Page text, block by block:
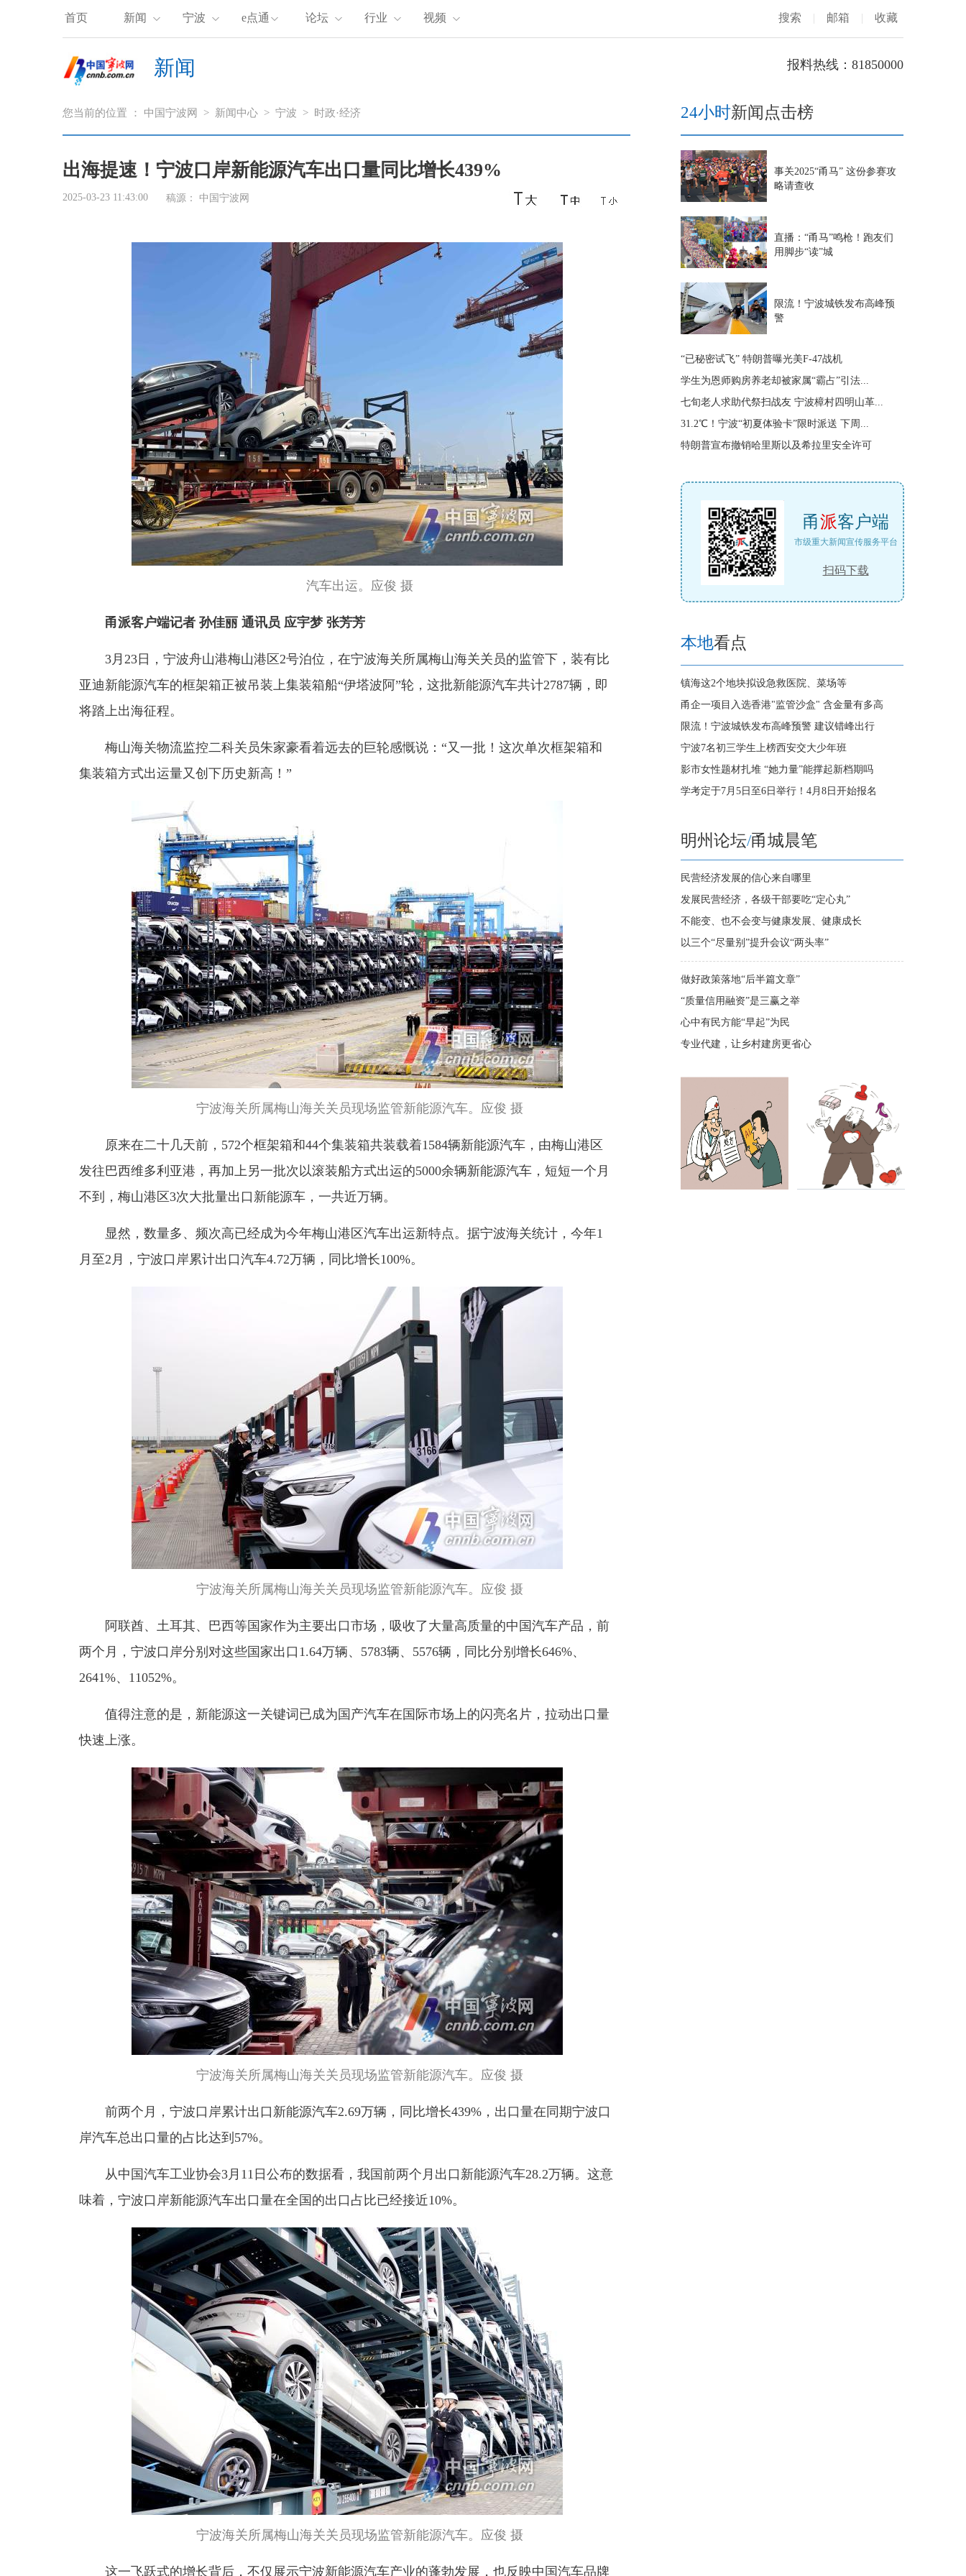
首页 新闻 宁波 e点通 论坛 行业 视频 搜索 | 邮箱 | 收藏
新闻 报料热线：81850000
您当前的位置 ： 中国宁波网 > 新闻中心 > 宁波 > 时政·经济
出海提速！宁波口岸新能源汽车出口量同比增长439%
2025-03-23 11:43:00 稿源： 中国宁波网
汽车出运。应俊 摄
甬派客户端记者 孙佳丽 通讯员 应宇梦 张芳芳
3月23日，宁波舟山港梅山港区2号泊位，在宁波海关所属梅山海关关员的监管下，装有比
亚迪新能源汽车的框架箱正被吊装上集装箱船“伊塔波阿”轮，这批新能源汽车共计2787辆，即
将踏上出海征程。
梅山海关物流监控二科关员朱家豪看着远去的巨轮感慨说：“又一批！这次单次框架箱和
集装箱方式出运量又创下历史新高！”
宁波海关所属梅山海关关员现场监管新能源汽车。应俊 摄
原来在二十几天前，572个框架箱和44个集装箱共装载着1584辆新能源汽车，由梅山港区
发往巴西维多利亚港，再加上另一批次以滚装船方式出运的5000余辆新能源汽车，短短一个月
不到，梅山港区3次大批量出口新能源车，一共近万辆。
显然，数量多、频次高已经成为今年梅山港区汽车出运新特点。据宁波海关统计，今年1
月至2月，宁波口岸累计出口汽车4.72万辆，同比增长100%。
宁波海关所属梅山海关关员现场监管新能源汽车。应俊 摄
阿联酋、土耳其、巴西等国家作为主要出口市场，吸收了大量高质量的中国汽车产品，前
两个月，宁波口岸分别对这些国家出口1.64万辆、5783辆、5576辆，同比分别增长646%、
2641%、11052%。
值得注意的是，新能源这一关键词已成为国产汽车在国际市场上的闪亮名片，拉动出口量
快速上涨。
宁波海关所属梅山海关关员现场监管新能源汽车。应俊 摄
前两个月，宁波口岸累计出口新能源汽车2.69万辆，同比增长439%，出口量在同期宁波口
岸汽车总出口量的占比达到57%。
从中国汽车工业协会3月11日公布的数据看，我国前两个月出口新能源汽车28.2万辆。这意
味着，宁波口岸新能源汽车出口量在全国的出口占比已经接近10%。
宁波海关所属梅山海关关员现场监管新能源汽车。应俊 摄
这一飞跃式的增长背后，不仅展示宁波新能源汽车产业的蓬勃发展，也反映中国汽车品牌
24小时新闻点击榜
事关2025“甬马” 这份参赛攻
略请查收
直播：“甬马”鸣枪！跑友们
用脚步“读”城
限流！宁波城铁发布高峰预
警
“已秘密试飞” 特朗普曝光美F-47战机
学生为恩师购房养老却被家属“霸占”引法...
七旬老人求助代祭扫战友 宁波樟村四明山革...
31.2℃！宁波“初夏体验卡”限时派送 下周...
特朗普宣布撤销哈里斯以及希拉里安全许可
甬派客户端
市级重大新闻宣传服务平台
扫码下载
本地看点
镇海这2个地块拟设急救医院、菜场等
甬企一项目入选香港"监管沙盒" 含金量有多高
限流！宁波城铁发布高峰预警 建议错峰出行
宁波7名初三学生上榜西安交大少年班
影市女性题材扎堆 “她力量”能撑起新档期吗
学考定于7月5日至6日举行！4月8日开始报名
明州论坛/甬城晨笔
民营经济发展的信心来自哪里
发展民营经济，各级干部要吃“定心丸”
不能变、也不会变与健康发展、健康成长
以三个“尽量别”提升会议“两头率”
做好政策落地“后半篇文章”
“质量信用融资”是三赢之举
心中有民方能“早起”为民
专业代建，让乡村建房更省心